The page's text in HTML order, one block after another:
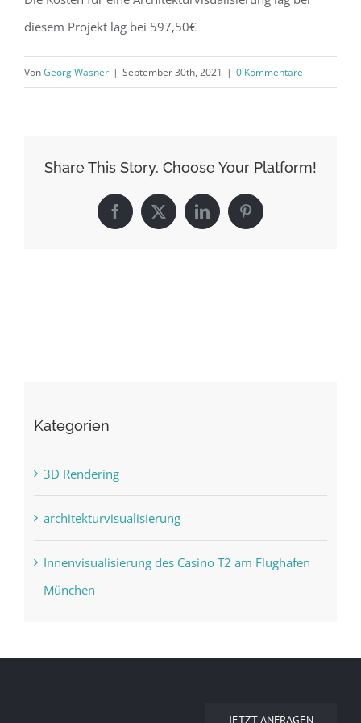
diesem Projekt lag bei 597,50€
VonGeorg Wasner | September 30th, 2021 | 0 Kommentare
Share This Story, Choose Your Platform!
Facebook
X LinkedInPinterest
Kategorien
3D Rendering
architekturvisualisierung
Innenvisualisierung des Casino T2 am Flughafen
München
JETZT ANFRAGEN